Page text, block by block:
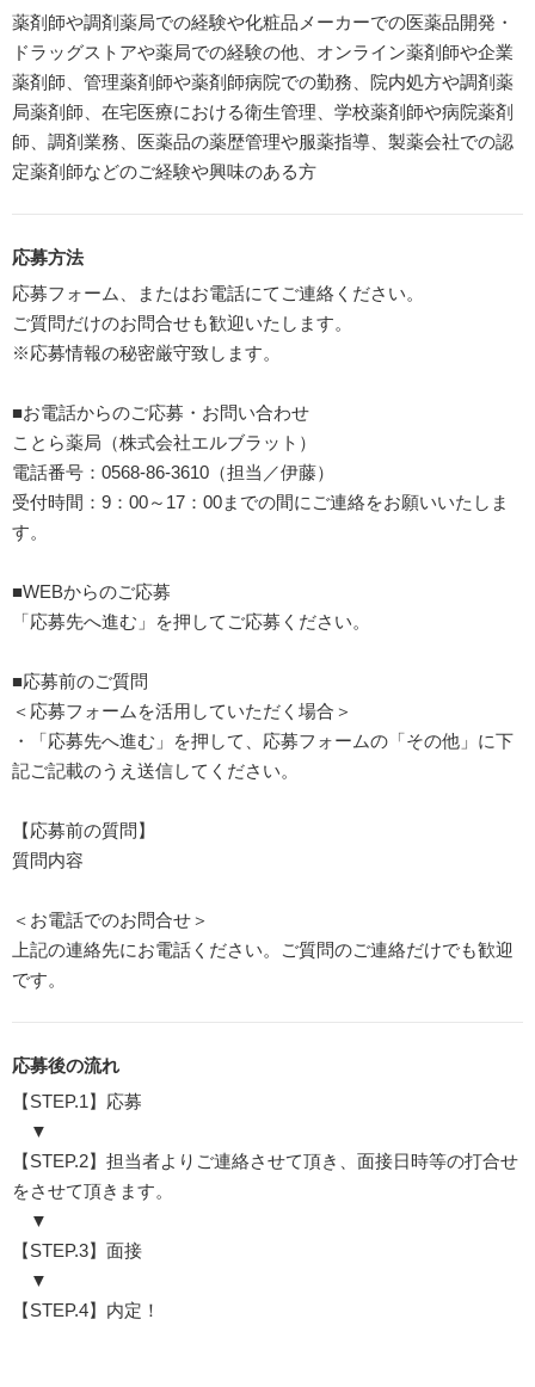
薬剤師や調剤薬局での経験や化粧品メーカーでの医薬品開発・
ドラッグストアや薬局での経験の他、オンライン薬剤師や企業
薬剤師、管理薬剤師や薬剤師病院での勤務、院内処方や調剤薬
局薬剤師、在宅医療における衛生管理、学校薬剤師や病院薬剤
師、調剤業務、医薬品の薬歴管理や服薬指導、製薬会社での認
定薬剤師などのご経験や興味のある方
応募方法
応募フォーム、またはお電話にてご連絡ください。
ご質問だけのお問合せも歓迎いたします。
※応募情報の秘密厳守致します。
■お電話からのご応募・お問い合わせ
ことら薬局（株式会社エルブラット）
電話番号：0568-86-3610（担当／伊藤）
受付時間：9：00～17：00までの間にご連絡をお願いいたしま
す。
■WEBからのご応募
「応募先へ進む」を押してご応募ください。
■応募前のご質問
＜応募フォームを活用していただく場合＞
・「応募先へ進む」を押して、応募フォームの「その他」に下
記ご記載のうえ送信してください。
【応募前の質問】
質問内容
＜お電話でのお問合せ＞
上記の連絡先にお電話ください。ご質問のご連絡だけでも歓迎
です。
応募後の流れ
【STEP.1】応募
▼
【STEP.2】担当者よりご連絡させて頂き、面接日時等の打合せ
をさせて頂きます。
▼
【STEP.3】面接
▼
【STEP.4】内定！